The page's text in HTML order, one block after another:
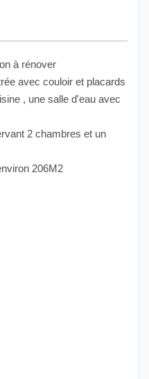
à rénover
avec couloir et placards
, une salle d'eau avec
2 chambres et un
206M2